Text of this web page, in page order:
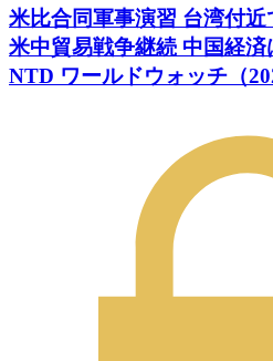
米比合同軍事演習 台湾付
米中貿易戦争継続 中国経済
NTD ワールドウォッチ（